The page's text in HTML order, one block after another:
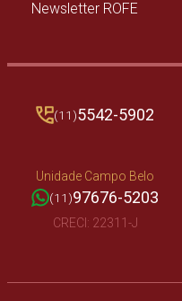
Newsletter ROFE
(11)5542-5902
Unidade Campo Belo
(11)97676-5203
CRECI: 22311-J